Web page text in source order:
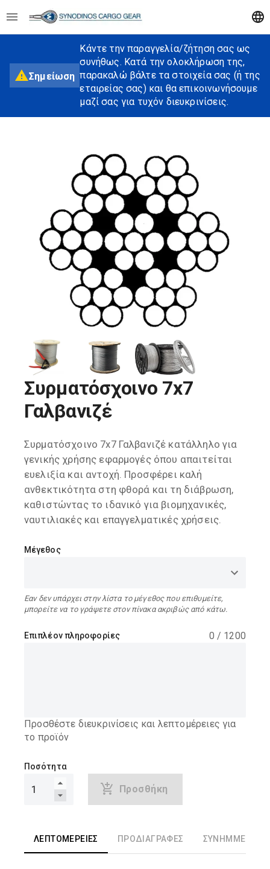
Σημείωση
Κάντε την παραγγελία/ζήτηση σας ως
συνήθως. Κατά την ολοκλήρωση της,
παρακαλώ βάλτε τα στοιχεία σας (ή της
εταιρείας σας) και θα επικοινωνήσουμε
μαζί σας για τυχόν διευκρινίσεις.
Συρματόσχοινο 7x7
Γαλβανιζέ
Συρματόσχοινο 7x7 Γαλβανιζέ κατάλληλο για
γενικής χρήσης εφαρμογές όπου απαιτείται
ευελιξία και αντοχή. Προσφέρει καλή
ανθεκτικότητα στη φθορά και τη διάβρωση,
καθιστώντας το ιδανικό για βιομηχανικές,
ναυτιλιακές και επαγγελματικές χρήσεις.
Μέγεθος
Εαν δεν υπάρχει στην λίστα το μέγεθος που επιθυμείτε,
μπορείτε να το γράψετε στον πίνακα ακριβώς από κάτω.
Επιπλέον πληροφορίες 0 / 1200
Προσθέστε διευκρινίσεις και λεπτομέρειες για
το προϊόν
Ποσότητα
Προσθήκη
ΛΕΠΤΟΜΈΡΕΙΕΣ ΠΡΟΔΙΑΓΡΑΦΈΣ ΣΥΝΗΜΜΈΝΑ